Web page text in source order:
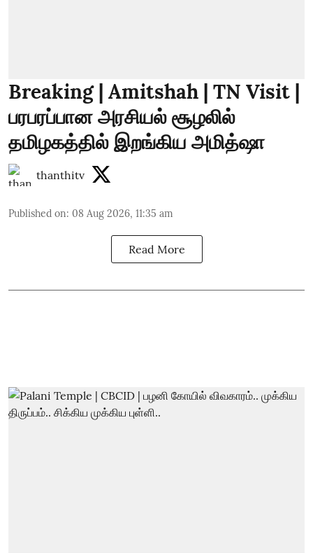
Breaking | Amitshah | TN Visit |
பரபரப்பான அரசியல் சூழலில்
தமிழகத்தில் இறங்கிய அமித்ஷா
thanthitv
Published on: 08 Aug 2026, 11:35 am
Read More